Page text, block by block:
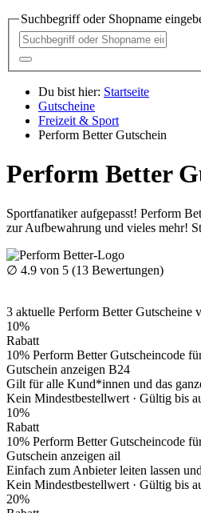
Suchbegriff oder Shopname
Du bist hier: Startseite
Gutscheine
Freizeit & Sport
Perform Better Gutschein
Perform Better
Sportfanatiker aufgepasst! Perform
zur Aufbewahrung und vieles mehr!
∅ 4.9 von 5 (13 Bewertungen)
3 aktuelle Perform BetterGutscheine
10%
Rabatt
10% Perform Better Gutscheincode
Gutschein anzeigen B24
Gilt für alle Kund*innen und das
Kein Mindestbestellwert · Gültig bis
10%
Rabatt
10% Perform Better Gutscheincode
Gutschein anzeigen ail
Einfach zum Anbieter leiten lassen
Kein Mindestbestellwert · Gültig bis
20%